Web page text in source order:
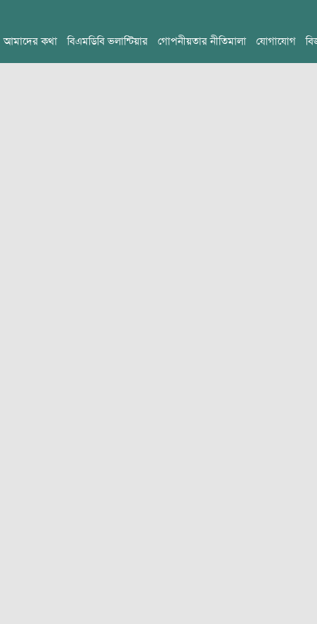
আমাদের কথা বিএমডিবি ভলান্টিয়ার গোপনীয়তার নীতিমালা যোগাযোগ